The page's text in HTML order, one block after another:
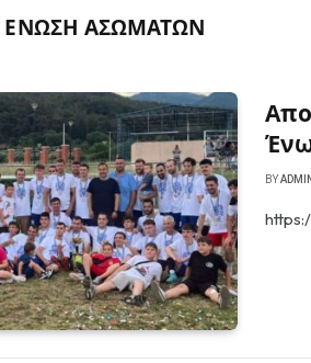
ΈΝΩΣΗ ΑΣΩΜΆΤΩΝ
BYADMIN